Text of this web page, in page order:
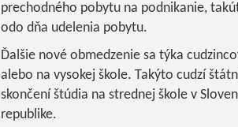
prechodného pobytu na podnikanie,
odo dňa udelenia pobytu.
Ďalšie nové obmedzenie sa týka
alebo na vysokej škole. Takýto cudzí
skončení štúdia na strednej škole v
republike.